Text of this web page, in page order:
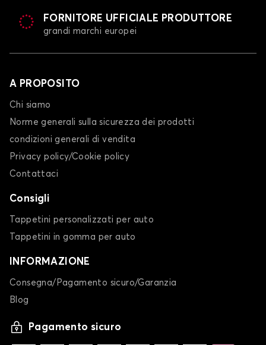
FORNITORE UFFICIALE PRODUTTORE
grandi marchi europei
A PROPOSITO
Chi siamo
Norme generali sulla sicurezza dei prodotti
condizioni generali di vendita
Privacy policy/Cookie policy
Contattaci
Consigli
Tappetini personalizzati per auto
Tappetini in gomma per auto
INFORMAZIONE
Consegna/Pagamento sicuro/Garanzia
Blog
Pagamento sicuro